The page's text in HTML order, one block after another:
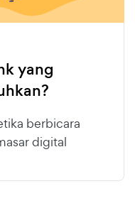
yang
berbicara
digital